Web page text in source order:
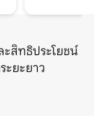
สิทธิประโยชน์
ะยะยาว